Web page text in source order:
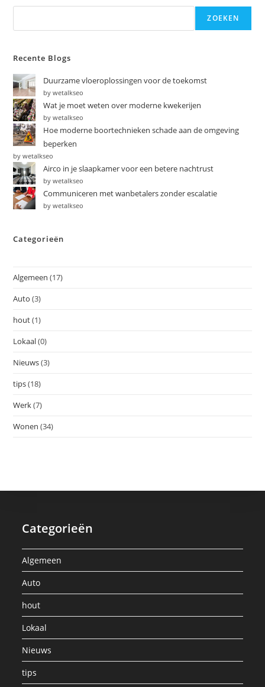
ZOEKEN
Recente Blogs
Duurzame vloeroplossingen voor de toekomst
by wetalkseo
Wat je moet weten over moderne kwekerijen
by wetalkseo
Hoe moderne boortechnieken schade aan de omgeving
beperken
by wetalkseo
Airco in je slaapkamer voor een betere nachtrust
by wetalkseo
Communiceren met wanbetalers zonder escalatie
by wetalkseo
Categorieën
Algemeen (17)
Auto (3)
hout(1)
Lokaal(0)
Nieuws(3)
tips(18)
Werk(7)
Wonen (34)
Categorieën
Algemeen
Auto
hout
Lokaal
Nieuws
tips